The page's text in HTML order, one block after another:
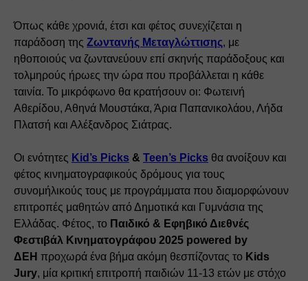
Όπως κάθε χρονιά, έτσι και φέτος συνεχίζεται η
παράδοση της Ζωντανής Μεταγλώττισης, με
ηθοποιούς να ζωντανεύουν επί σκηνής παράδοξους και
τολμηρούς ήρωες την ώρα που προβάλλεται η κάθε
ταινία. Το μικρόφωνο θα κρατήσουν οι: Φωτεινή
Αθερίδου, Αθηνά Μουστάκα, Άρια Παπανικολάου, Λήδα
Πλατσή και Αλέξανδρος Σιάτρας.
Οι ενότητες Kid’s Picks & Teen’s Picks θα ανοίξουν και
φέτος κινηματογραφικούς δρόμους για τους
συνομήλικούς τους με προγράμματα που διαμορφώνουν
επιτροπές μαθητών από Δημοτικά και Γυμνάσια της
Ελλάδας. Φέτος, το Παιδικό & Εφηβικό Διεθνές
Φεστιβάλ Κινηματογράφου 2025 powered by
ΔΕΗ προχωρά ένα βήμα ακόμη θεσπίζοντας το Kids
Jury, μία κριτική επιτροπή παιδιών 11-13 ετών με στόχο